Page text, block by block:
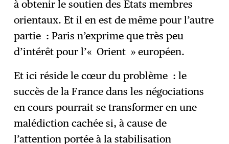
à obtenir le soutien des Etats membres
orientaux. Et il en est de même pour l’autre
partie : Paris n’exprime que très peu
d’intérêt pour l’« Orient » européen.
Et ici réside le cœur du problème : le
succès de la France dans les négociations
en cours pourrait se transformer en une
malédiction cachée si, à cause de
l’attention portée à la stabilisation